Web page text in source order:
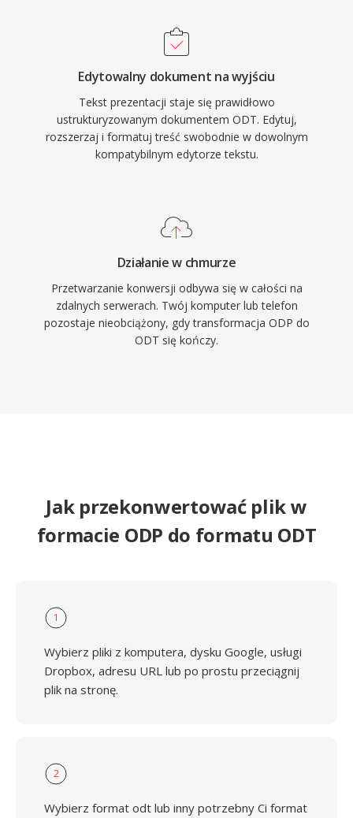
Edytowalny dokument na wyjściu
Tekst prezentacji staje się prawidłowo
ustrukturyzowanym dokumentem ODT. Edytuj,
rozszerzaj i formatuj treść swobodnie w dowolnym
kompatybilnym edytorze tekstu.
Działanie w chmurze
Przetwarzanie konwersji odbywa się w całości na
zdalnych serwerach. Twój komputer lub telefon
pozostaje nieobciążony, gdy transformacja ODP do
ODT się kończy.
Jak przekonwertować plik w
formacie ODP do formatu ODT
1
Wybierz pliki z komputera, dysku Google, usługi
Dropbox, adresu URL lub po prostu przeciągnij
plik na stronę.
2
Wybierz format odt lub inny potrzebny Ci format